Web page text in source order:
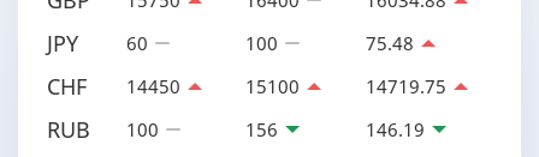
JPY 60 100 75.48
CHF 14450 15100 14719.75
RUB 100 156 146.19